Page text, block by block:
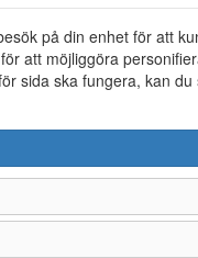
43 44
på din enhet för att
att möjliggöra
sida ska fungera, kan du